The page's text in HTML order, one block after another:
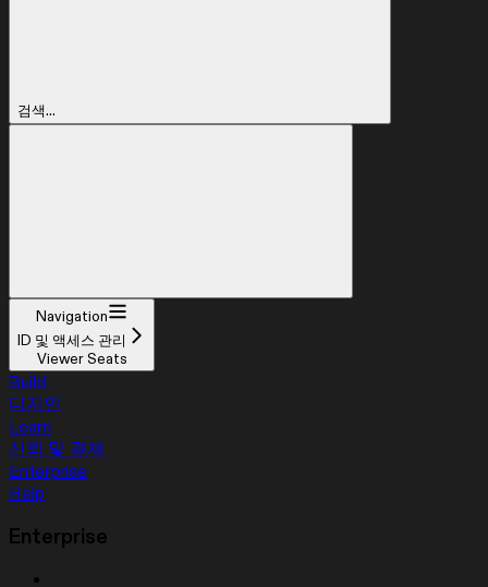
검색...
Navigation
ID 및 액세스 관리
Viewer Seats
Build
디자인
Learn
신뢰 및 결제
Enterprise
Help
Enterprise